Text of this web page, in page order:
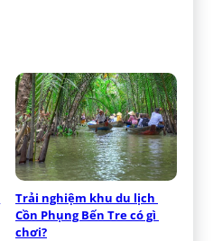
Trải nghiệm khu du lịch
Cồn Phụng Bến Tre có gì
chơi?